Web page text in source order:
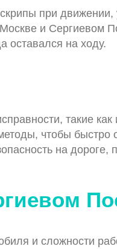
при
и Сергиевом
оставался на ходу.
такие как
чтобы быстро
на
и сложности